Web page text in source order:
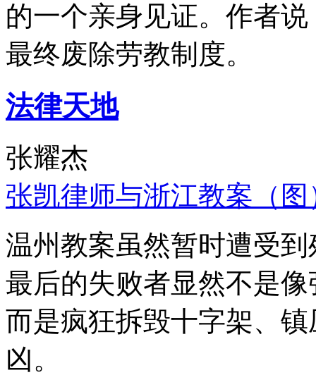
的一个亲身见证。作者
最终废除劳教制度。
法律天地
张耀杰
张凯律师与浙江教案（图
温州教案虽然暂时遭受
最后的失败者显然不是
而是疯狂拆毁十字架、
凶。